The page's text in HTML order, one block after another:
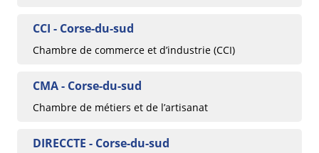
CCI - Corse-du-sud
Chambre de commerce et d’industrie (CCI)
CMA - Corse-du-sud
Chambre de métiers et de l’artisanat
DIRECCTE - Corse-du-sud